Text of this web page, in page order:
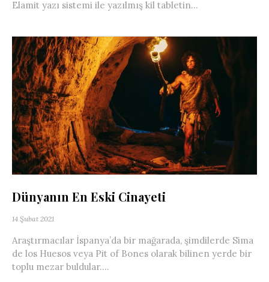
Elamit yazı sistemi ile yazılmış kil tabletin...
Dünyanın En Eski Cinayeti
14 Şubat 2021
Araştırmacılar İspanya’da bir mağarada, şimdilerde Sima
de los Huesos veya Pit of Bones olarak bilinen yerde bir
toplu mezar buldular....